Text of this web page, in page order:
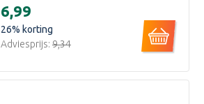
€6,99
26% korting
Adviesprijs: €9,34